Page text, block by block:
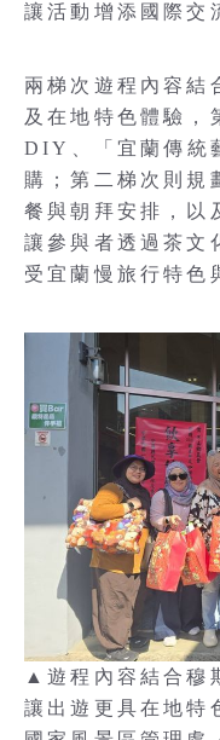
讓活動增添國際交
兩梯次遊程內容結
及在地特色體驗，
DIY、「宜蘭傳統
購；第二梯次則
餐與朝拜安排，以
讓參與者透過茶文
受宜蘭慢旅行特色
▲遊程內容結合穆
讓出遊更具在地